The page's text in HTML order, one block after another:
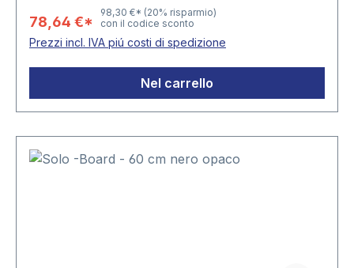
spessore di 4 cm, che assicura un fissaggio
semplice e di sicuro effetto estetico.Articolo
disponibile solo in coppia.Colore bianco
opacoLunghezza 60cmProfondità: 23 cm
78,64 €*
98,30 €* (20% risparmio)
con il codice sconto
Prezzi incl. IVA piú costi di spedizione
Nel carrello